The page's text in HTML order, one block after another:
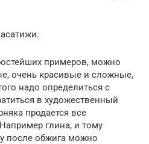
примеров, можно
очень красивые и сложные,
надо определиться с
в художественный
продается все
глина, и тому
после обжига можно